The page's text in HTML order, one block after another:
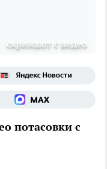
скриншот с видео
потасовки с